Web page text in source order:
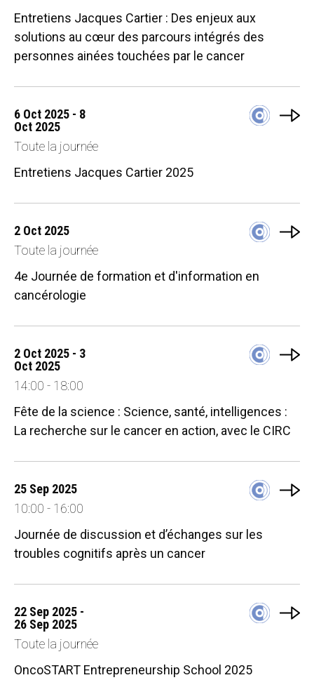
Entretiens Jacques Cartier : Des enjeux aux
solutions au cœur des parcours intégrés des
personnes ainées touchées par le cancer
6 Oct 2025 - 8
Oct 2025
Toute la journée
Entretiens Jacques Cartier 2025
2 Oct 2025
Toute la journée
4e Journée de formation et d'information en
cancérologie
2 Oct 2025 - 3
Oct 2025
14:00 - 18:00
Fête de la science : Science, santé, intelligences :
La recherche sur le cancer en action, avec le CIRC
25 Sep 2025
10:00 - 16:00
Journée de discussion et d’échanges sur les
troubles cognitifs après un cancer
22 Sep 2025 -
26 Sep 2025
Toute la journée
OncoSTART Entrepreneurship School 2025